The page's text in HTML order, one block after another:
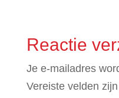
Reactie
Je e-mailadres
Vereiste velden